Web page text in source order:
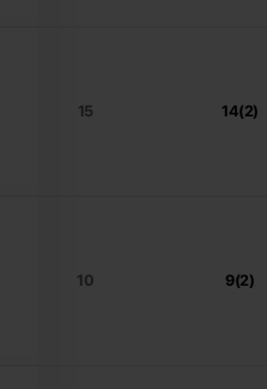
15 14(2)
10 9(2)